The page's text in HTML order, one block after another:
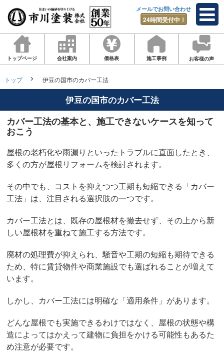
メールでお問い合わせ
24時間受付中！
トップページ 会社案内 価格表 施工事例 お客様の声
トップ 伊豆の国市のカバー工法
伊豆の国市のカバー工法
カバー工法の基本と、施工できないケースを知って
おこう
屋根の老朽化や雨漏りといったトラブルに直面したとき、
多くの方が屋根リフォームを検討されます。
その中でも、コストを抑えつつ工期も短縮できる「カバー
工法」は、注目される選択肢の一つです。
カバー工法とは、既存の屋根材を撤去せず、その上から新
しい屋根材を重ねて施工する方法です。
廃材の処理費が抑えられ、騒音や工期の短縮も期待できる
ため、特に賃貸物件や商業施設でも選ばれることが増えて
います。
しかし、カバー工法には明確な「適用条件」があります。
どんな屋根でも実施できるわけではなく、屋根の状態や構
造によってはかえって建物に負担をかける可能性もあるた
め注意が必要です。